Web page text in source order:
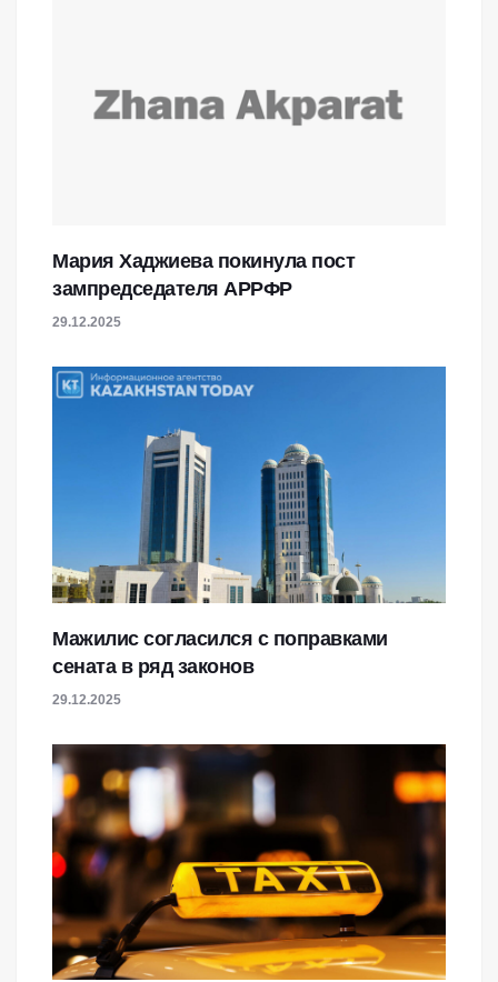
Мария Хаджиева покинула пост
зампредседателя АРРФР
29.12.2025
Мажилис согласился с поправками
сената в ряд законов
29.12.2025